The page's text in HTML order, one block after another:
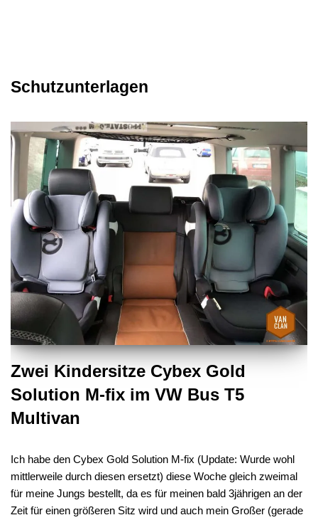
Schutzunterlagen
Zwei Kindersitze Cybex Gold
Solution M-fix im VW Bus T5
Multivan
Ich habe den Cybex Gold Solution M-fix (Update: Wurde wohl
mittlerweile durch diesen ersetzt) diese Woche gleich zweimal
für meine Jungs bestellt, da es für meinen bald 3jährigen an der
Zeit für einen größeren Sitz wird und auch mein Großer (gerade